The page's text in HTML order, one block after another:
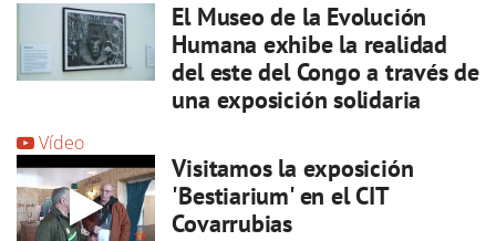
El Museo de la Evolución
Humana exhibe la realidad
del este del Congo a través de
una exposición solidaria
Vídeo
Visitamos la exposición
'Bestiarium' en el CIT
Covarrubias